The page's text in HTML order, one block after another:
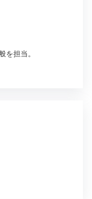
を担当。